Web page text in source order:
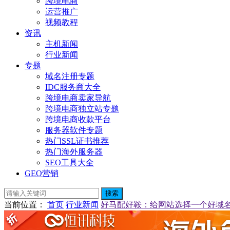
运营推广
视频教程
资讯
主机新闻
行业新闻
专题
域名注册专题
IDC服务商大全
跨境电商卖家导航
跨境电商独立站专题
跨境电商收款平台
服务器软件专题
热门SSL证书推荐
热门海外服务器
SEO工具大全
GEO营销
搜索
当前位置 ： 首页 行业新闻 好马配好鞍：给网站选择一个好域